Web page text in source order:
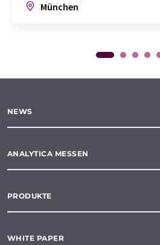
München
NEWS
ANALYTICA MESSEN
PRODUKTE
WHITE PAPER